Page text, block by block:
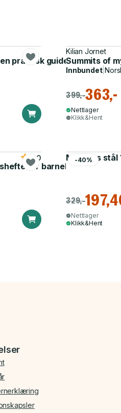
praktisk guide til
Kilian Jornet
Summits of
Innbundet|
399,-363,-
Nettlager
Klikk&Hent
for barnehagen
5.0 -40%
Matboks stål
329,-
Nettlager
Klikk&Hent